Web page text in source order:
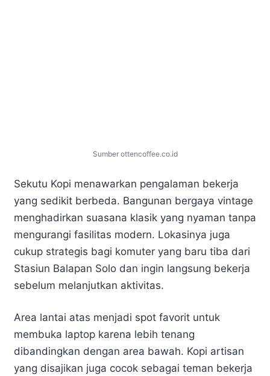
Sumber ottencoffee.co.id
Sekutu Kopi menawarkan pengalaman bekerja
yang sedikit berbeda. Bangunan bergaya vintage
menghadirkan suasana klasik yang nyaman tanpa
mengurangi fasilitas modern. Lokasinya juga
cukup strategis bagi komuter yang baru tiba dari
Stasiun Balapan Solo dan ingin langsung bekerja
sebelum melanjutkan aktivitas.
Area lantai atas menjadi spot favorit untuk
membuka laptop karena lebih tenang
dibandingkan dengan area bawah. Kopi artisan
yang disajikan juga cocok sebagai teman bekerja